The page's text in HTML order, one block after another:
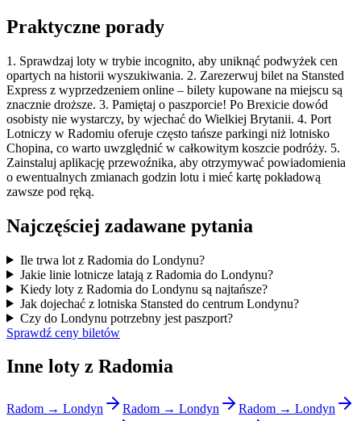
Praktyczne porady
1. Sprawdzaj loty w trybie incognito, aby uniknąć podwyżek cen
opartych na historii wyszukiwania. 2. Zarezerwuj bilet na Stansted
Express z wyprzedzeniem online – bilety kupowane na miejscu są
znacznie droższe. 3. Pamiętaj o paszporcie! Po Brexicie dowód
osobisty nie wystarczy, by wjechać do Wielkiej Brytanii. 4. Port
Lotniczy w Radomiu oferuje często tańsze parkingi niż lotnisko
Chopina, co warto uwzględnić w całkowitym koszcie podróży. 5.
Zainstaluj aplikację przewoźnika, aby otrzymywać powiadomienia
o ewentualnych zmianach godzin lotu i mieć kartę pokładową
zawsze pod ręką.
Najczęściej zadawane pytania
Ile trwa lot z Radomia do Londynu?
Jakie linie lotnicze latają z Radomia do Londynu?
Kiedy loty z Radomia do Londynu są najtańsze?
Jak dojechać z lotniska Stansted do centrum Londynu?
Czy do Londynu potrzebny jest paszport?
Sprawdź ceny biletów
Inne loty z Radomia
Radom → Londyn Radom → Londyn
Radom → Londyn